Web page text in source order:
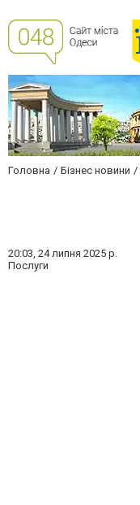
Головна Бізнес новини
20:03, 24 липня 2025 р.
Послуги